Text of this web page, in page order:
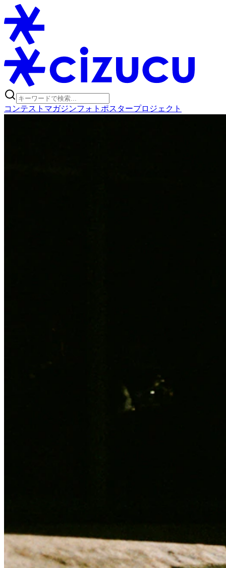
コンテスト マガジンフォトポスタープロジェクト